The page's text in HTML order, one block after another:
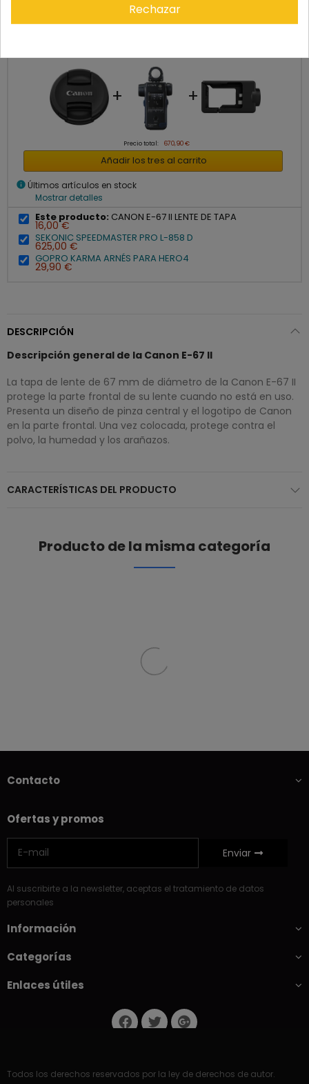
+ +
Precio total: 670,90 €
Añadir los tres al carrito
info Últimos artículos en stock
Mostrar detalles
Este producto: CANON E-67 II LENTE DE TAPA
16,00 €
SEKONIC SPEEDMASTER PRO L-858 D
625,00 €
GOPRO KARMA ARNÉS PARA HERO4
29,90 €
DESCRIPCIÓN
Descripción general de la Canon E-67 II
La tapa de lente de 67 mm de diámetro de la Canon E-67 II
protege la parte frontal de su lente cuando no está en uso.
Presenta un diseño de pinza central y el logotipo de Canon
en la parte frontal. Una vez colocada, protege contra el
polvo, la humedad y los arañazos.
CARACTERÍSTICAS DEL PRODUCTO
Producto de la misma categoría
Contacto
Ofertas y promos
Enviar
Al suscribirte a la newsletter, aceptas el tratamiento de datos
personales
Información
Categorías
Enlaces útiles
Todos los derechos reservados por la ley de derechos de autor.
Rechazar